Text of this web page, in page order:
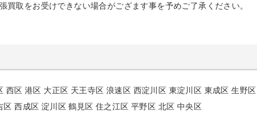
買取をお受けできない場合がござます事を予めご了承ください。
西区 港区 大正区 天王寺区 浪速区 西淀川区 東淀川区 東成区 生野区
区 西成区 淀川区 鶴見区 住之江区 平野区 北区 中央区